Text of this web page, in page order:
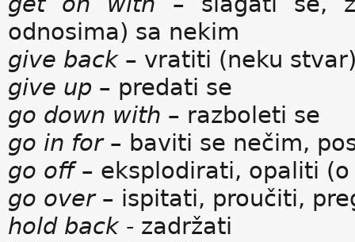
odnosima) sa nekim
give back– vratiti (neku
give up – predati se
go down with – razboleti se
go in for– baviti se nečim,
go off– eksplodirati, opaliti
go over– ispitati, proučiti,
hold back- zadržati